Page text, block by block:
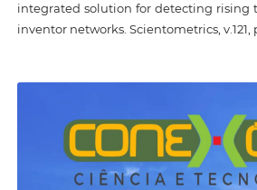
integrated solution for detecting rising
inventor networks. Scientometrics, v.121,